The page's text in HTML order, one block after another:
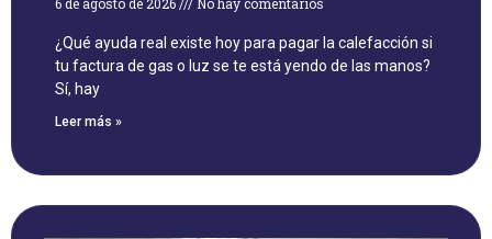
¿Qué ayuda real existe hoy para pagar la calefacción si
tu factura de gas o luz se te está yendo de las manos?
Sí, hay
Leer más »